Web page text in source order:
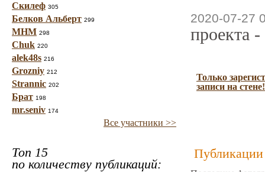
Скилеф 305
Белков Альберт 299
МНМ 298
Chuk 220
alek48s 216
Grozniy 212
Strannic 202
Брат 198
mr.seniv 174
Все участники >>
Топ 15
по количеству публикаций:
2020-07-27
проекта
Только
записи на стене!
Публикации